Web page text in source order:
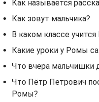
Как называется
Как зовут мальчика?
В каком классе
Какие уроки у Ромы
Что вчера мальчишки
Что Пётр Петрович
Ромы?